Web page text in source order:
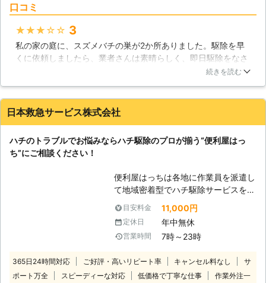
あります。ミツバチの巣には、多い場
していることがあり、それらが必死で
巣を守っています。もしもミツバチに
攻撃を仕掛けているとみなされれば、
れません。決してそのようなことが無
いように、ハチ駆除は手遅れになる前
に迅速に行いましょう。 【ハチ被害
の件数が少なくても油断しない】 統
計によりますと、日本における年間の
ハチ被害の件数は数千件にも上るとい
期になりますと、地域によっては月に
千件もの被害件数を記録すると言われ
くてもご注意ください。件数が少ない
地域は、人口が少ない田舎の場合が多
いです。そのような場合、医療機関が
近くに無く、手遅れになってしまうこ
ともままあるのです。ハチ被害が少な
くても、万が一に備えてアドレナリン
う。そして何より、ハチ駆除で先手を
打つようにしましょう。
口コミ
★★★★★ 3
私の家の庭に、スズメバチの巣が2か所ありました。駆除を早
くに依頼しましたら、業者さんは素晴らしく、即日駆除をなさ
って下さいました。説明の箇所が分からないことが多々見受け
穏な生活が送れています。スズメバチは本当に怖いです。刺さ
れると痛いだけでは済みません。私は、業者さんに心から感謝
群馬県 館林市 2016年12月18日
続きを読む
日本救急サービス株式会社
ハチのトラブルでお悩みならハチ駆除のプロが揃う“便利屋はっ
ち”にご相談ください！
便利屋はっちは各地に作業員を派遣し
て地域密着型でハチ駆除サービスを展
開しております。 弊社は複数の事業
を通して、お客様のお悩み・トラブル
を解消してまいりました。 創業以
来、親切・丁寧な現場対応とアフター
頼頂いたお客様に喜んで頂けるように
常に改善と前進していきます！ 上記
目安料金 11,000円
定休日 年中無休
営業時間 7時～23時
365日24時間対応 ご好評・高いリピート率 キャンセル料なし
サ
ポート万全
スピーディーな対応 低価格で丁寧な仕事
作業外注一